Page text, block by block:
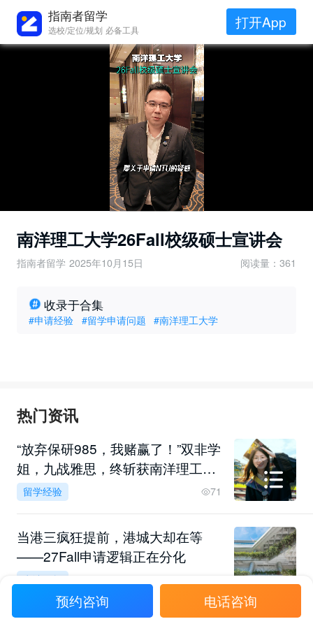
指南者留学
选校/定位/规划 必备工具 打开App
南洋理工大学26Fall校级硕士宣讲会
指南者留学 2025年10月15日 阅读量：361
收录于合集
#申请经验 #留学申请问题 #南洋理工大学
热门资讯
“放弃保研985，我赌赢了！”双非学
姐，九战雅思，终斩获南洋理工双
录取！
留学经验 71
当港三疯狂提前，港城大却在等
——27Fall申请逻辑正在分化
申请解析
预约咨询 电话咨询